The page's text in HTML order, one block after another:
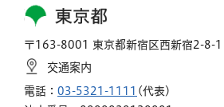
東京都
〒163-8001 東京都新宿区西新宿2-8-1
交通案内
電話： 03-5321-1111 (代表)